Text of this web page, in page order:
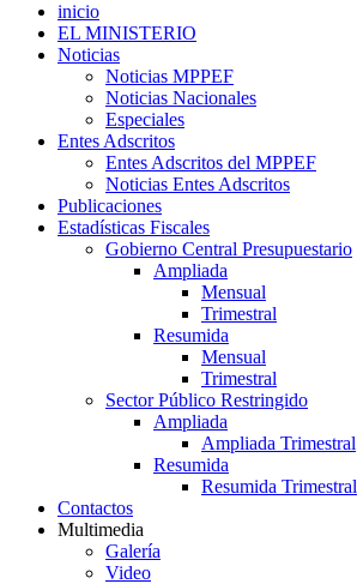
inicio
EL MINISTERIO
Noticias
Noticias MPPEF
Noticias Nacionales
Especiales
Entes Adscritos
Entes Adscritos del MPPEF
Noticias Entes Adscritos
Publicaciones
Estadísticas Fiscales
Gobierno Central Presupuestario
Ampliada
Mensual
Trimestral
Resumida
Mensual
Trimestral
Sector Público Restringido
Ampliada
Ampliada Trimestral
Resumida
Resumida Trimestral
Contactos
Multimedia
Galería
Video